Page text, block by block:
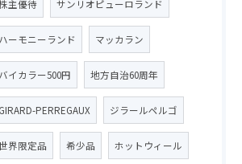
主優待 サンリオピューロランド
ハーモニーランド マッカラン
バイカラー500円 地方自治60周年
GIRARD-PERREGAUX ジラールペルゴ
界限定品 希少品 ホットウィール